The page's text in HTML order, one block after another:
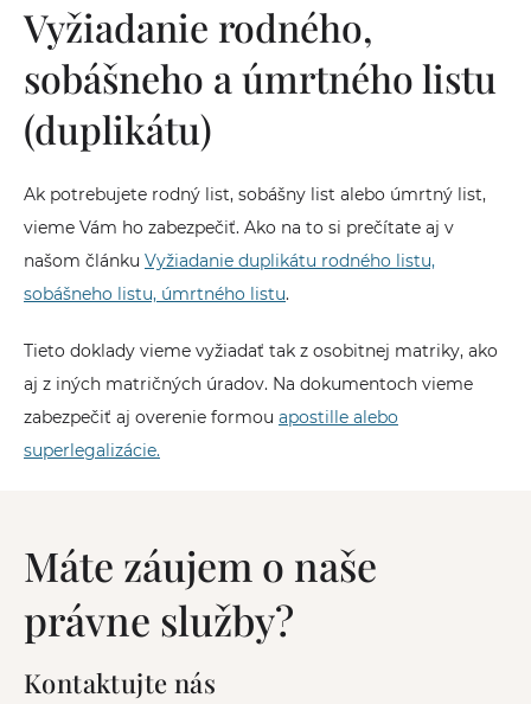
Vyžiadanie rodného,
sobášneho a úmrtného listu
(duplikátu)
Ak potrebujete rodný list, sobášny list alebo úmrtný list,
vieme Vám ho zabezpečiť. Ako na to si prečítate aj v
našom článku Vyžiadanie duplikátu rodného listu,
sobášneho listu, úmrtného listu.
Tieto doklady vieme vyžiadať tak z osobitnej matriky, ako
aj z iných matričných úradov. Na dokumentoch vieme
zabezpečiť aj overenie formou apostille alebo
superlegalizácie.
Máte záujem o naše
právne služby?
Kontaktujte nás